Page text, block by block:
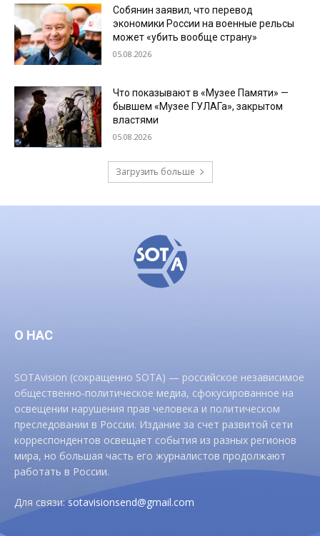
Собянин заявил, что перевод
экономики России на военные рельсы
может «убить вообще страну»
05.08.2026
Что показывают в «Музее Памяти» —
бывшем «Музее ГУЛАГа», закрытом
властями
05.08.2026
Загрузить больше
О НАС
SOTAvision (сокращенно SOTA) — российское независимое
общественно-политическое медиа, сфокусированное на
освещении нарушения прав человека и политическом
преследовании в России. Издание за счет развитой сети
корреспондентов освещает события из разных регионов
мира, но большая часть его журналистов продолжают
работать в России.
Для связи:sotavisionsend@gmail.com